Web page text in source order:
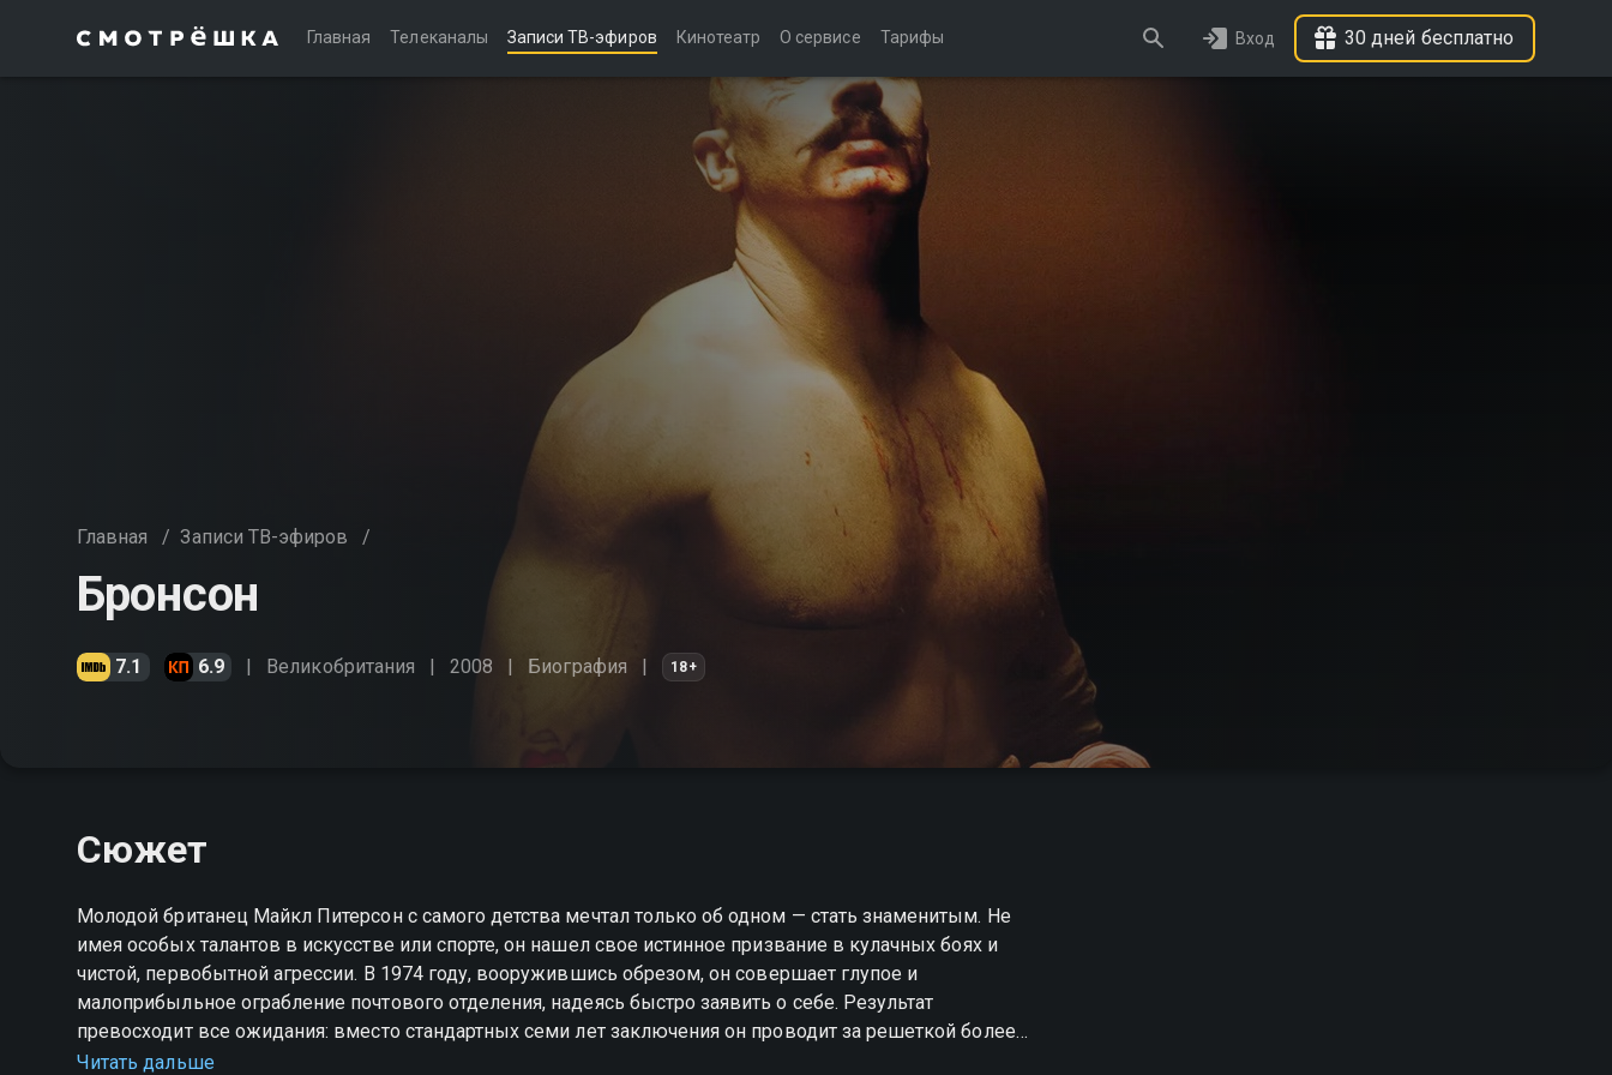
Главная Телеканалы Записи ТВ-эфиров Кинотеатр О сервисе Тарифы Вход 30 дней бесплатно
Главная / Записи ТВ-эфиров /
Бронсон
7.1 6.9 Великобритания 2008 Биография 18+
Сюжет
Молодой британец Майкл Питерсон с самого детства мечтал только об одном — стать знаменитым. Не
имея особых талантов в искусстве или спорте, он нашел свое истинное призвание в кулачных боях и
чистой, первобытной агрессии. В 1974 году, вооружившись обрезом, он совершает глупое и
малоприбыльное ограбление почтового отделения, надеясь быстро заявить о себе. Результат
превосходит все ожидания: вместо стандартных семи лет заключения он проводит за решеткой более
тридцати лет, превратившись в самого известного и неуправляемого заключенного Великобритании.
Читать дальше